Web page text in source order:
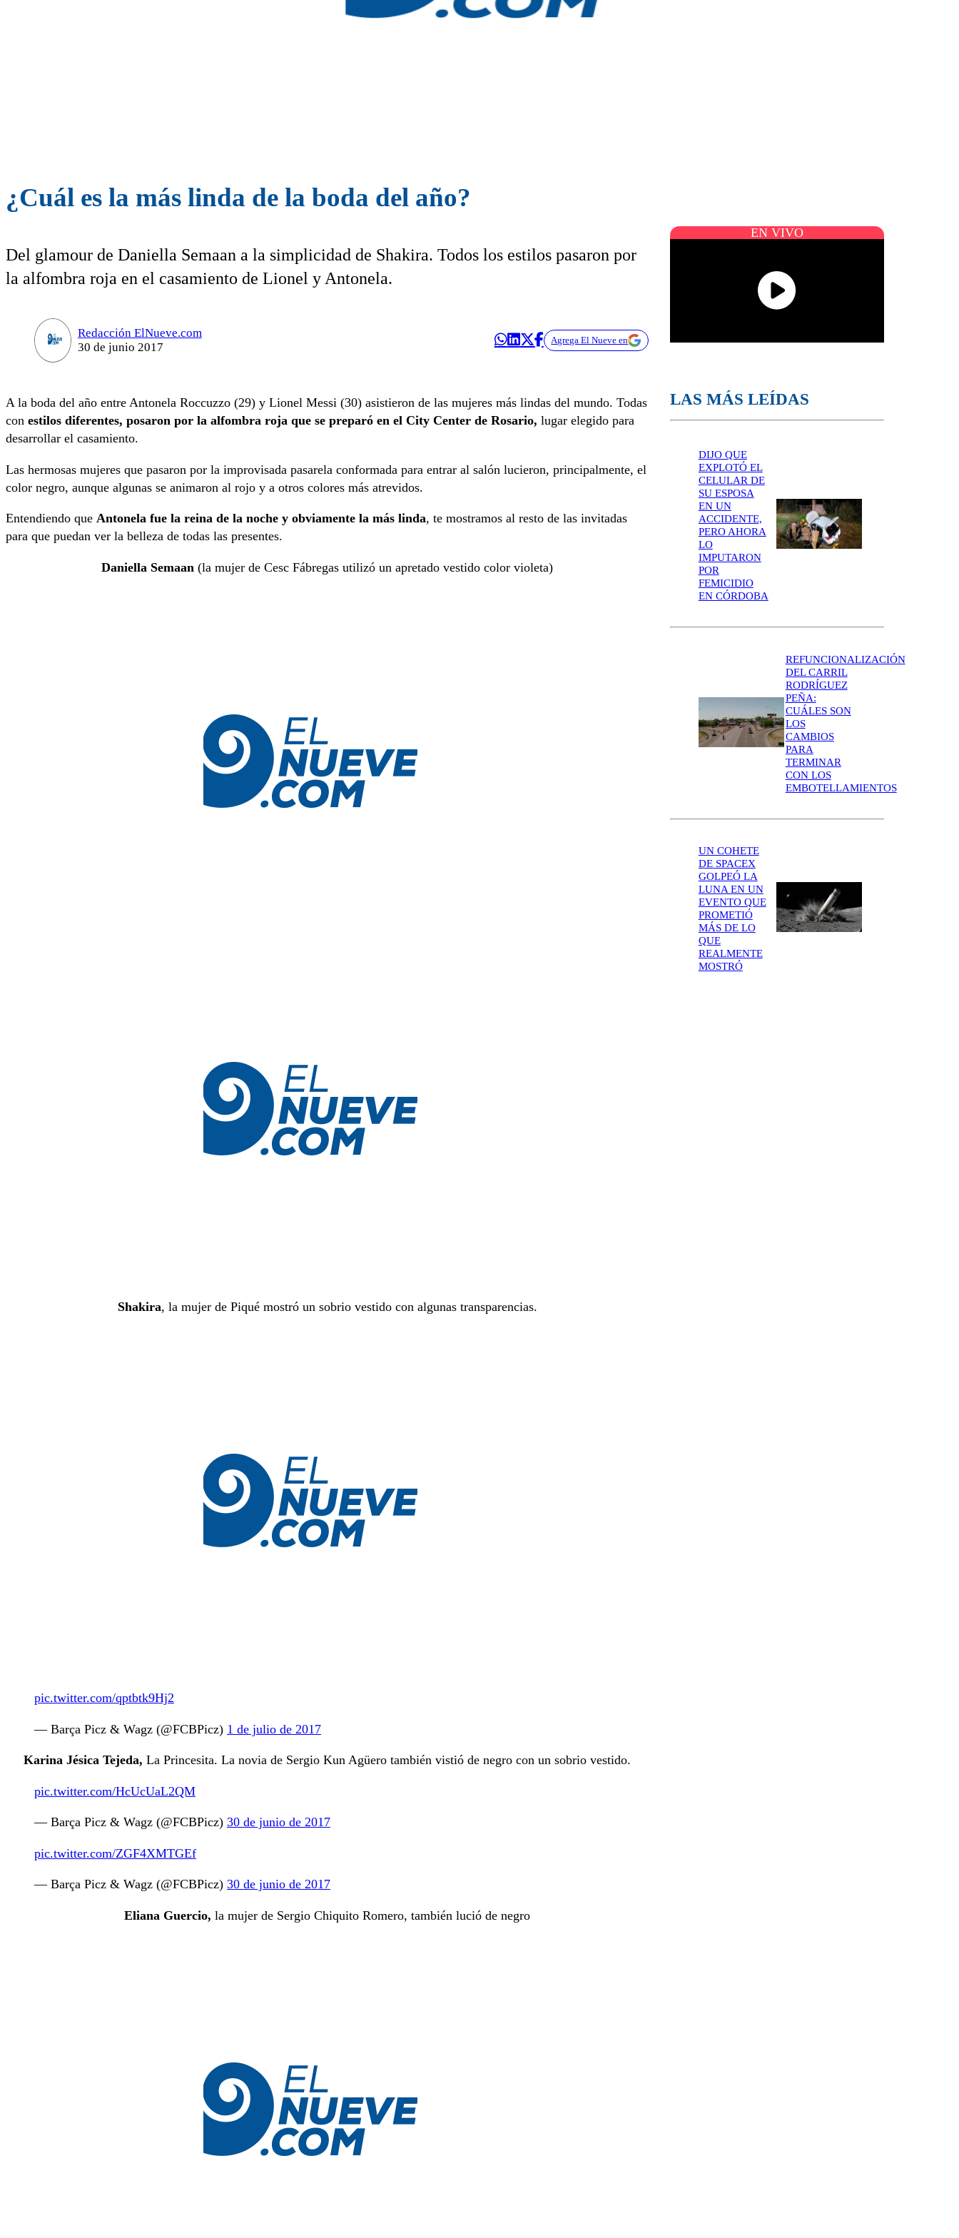
¿Cuál es la más linda de la boda del año?
Del glamour de Daniella Semaan a la simplicidad de Shakira. Todos los estilos pasaron por
la alfombra roja en el casamiento de Lionel y Antonela.
Redacción ElNueve.com
30 de junio 2017
Agrega El Nueve en
A la boda del año entre Antonela Roccuzzo (29) y Lionel Messi (30) asistieron de las mujeres más lindas del mundo. Todas
con estilos diferentes, posaron por la alfombra roja que se preparó en el City Center de Rosario, lugar elegido para
desarrollar el casamiento.
Las hermosas mujeres que pasaron por la improvisada pasarela conformada para entrar al salón lucieron, principalmente, el
color negro, aunque algunas se animaron al rojo y a otros colores más atrevidos.
Entendiendo que Antonela fue la reina de la noche y obviamente la más linda, te mostramos al resto de las invitadas
para que puedan ver la belleza de todas las presentes.
Daniella Semaan(la mujer de Cesc Fábregas utilizó un apretado vestido color violeta)
Shakira, la mujer de Piqué mostró un sobrio vestido con algunas transparencias.
pic.twitter.com/qptbtk9Hj2
— Barça Picz & Wagz (@FCBPicz) 1 de julio de 2017
Karina Jésica Tejeda, La Princesita. La novia de Sergio Kun Agüero también vistió de negro con un sobrio vestido.
pic.twitter.com/HcUcUaL2QM
— Barça Picz & Wagz (@FCBPicz) 30 de junio de 2017
pic.twitter.com/ZGF4XMTGEf
— Barça Picz & Wagz (@FCBPicz) 30 de junio de 2017
Eliana Guercio,la mujer de Sergio Chiquito Romero, también lució de negro
EN VIVO
LAS MÁS LEÍDAS
DIJO QUE
EXPLOTÓ EL
CELULAR DE
SU ESPOSA
EN UN
ACCIDENTE,
PERO AHORA
LO
IMPUTARON
POR
FEMICIDIO
EN CÓRDOBA
REFUNCIONALIZACIÓN
DEL CARRIL
RODRÍGUEZ
PEÑA:
CUÁLES SON
LOS
CAMBIOS
PARA
TERMINAR
CON LOS
EMBOTELLAMIENTOS
UN COHETE
DE SPACEX
GOLPEÓ LA
LUNA EN UN
EVENTO QUE
PROMETIÓ
MÁS DE LO
QUE
REALMENTE
MOSTRÓ